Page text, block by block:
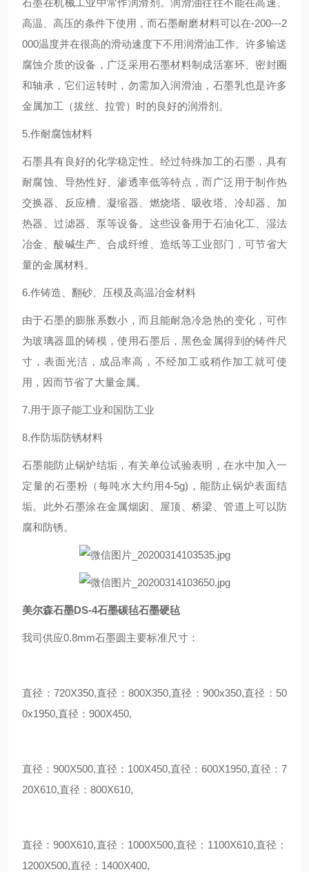
石墨在机械工业中常作润滑剂。润滑油往往不能在高速、
高温、高压的条件下使用，而石墨耐磨材料可以在-200---2
000温度并在很高的滑动速度下不用润滑油工作。许多输送
腐蚀介质的设备，广泛采用石墨材料制成活塞环、密封圈
和轴承，它们运转时，勿需加入润滑油，石墨乳也是许多
金属加工（拔丝、拉管）时的良好的润滑剂。
5.作耐腐蚀材料
石墨具有良好的化学稳定性。经过特殊加工的石墨，具有
耐腐蚀、导热性好、渗透率低等特点，而广泛用于制作热
交换器、反应槽、凝缩器、燃烧塔、吸收塔、冷却器、加
热器、过滤器、泵等设备。这些设备用于石油化工、湿法
冶金、酸碱生产、合成纤维、造纸等工业部门，可节省大
量的金属材料。
6.作铸造、翻砂、压模及高温冶金材料
由于石墨的膨胀系数小，而且能耐急冷急热的变化，可作
为玻璃器皿的铸模，使用石墨后，黑色金属得到的铸件尺
寸，表面光洁，成品率高，不经加工或稍作加工就可使
用，因而节省了大量金属。
7.用于原子能工业和国防工业
8.作防垢防锈材料
石墨能防止锅炉结垢，有关单位试验表明，在水中加入一
定量的石墨粉（每吨水大约用4-5g)，能防止锅炉表面结
垢。此外石墨涂在金属烟囱、屋顶、桥梁、管道上可以防
腐和防锈。
美尔森石墨DS-4石墨碳毡石墨硬毡
我司供应0.8mm石墨圆主要标准尺寸：
直径：720X350,直径：800X350,直径：900x350,直径：50
0x1950,直径：900X450,
直径：900X500,直径：100X450,直径：600X1950,直径：7
20X610,直径：800X610,
直径：900X610,直径：1000X500,直径：1100X610,直径：
1200X500,直径：1400X400,